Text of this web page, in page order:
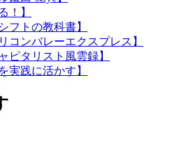
！】
フトの教科書】
コンバレーエクスプレス】
ピタリスト風雲録】
実践に活かす】